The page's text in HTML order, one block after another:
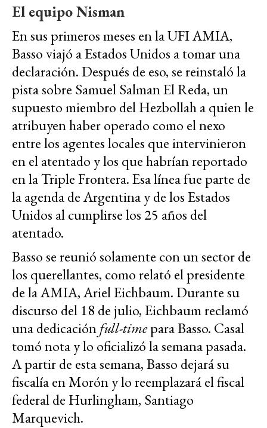
El equipo Nisman
En sus primeros meses en la UFI AMIA,
Basso viajó a Estados Unidos a tomar una
declaración. Después de eso, se reinstaló la
pista sobre Samuel Salman El Reda, un
supuesto miembro del Hezbollah a quien le
atribuyen haber operado como el nexo
entre los agentes locales que intervinieron
en el atentado y los que habrían reportado
en la Triple Frontera. Esa línea fue parte de
la agenda de Argentina y de los Estados
Unidos al cumplirse los 25 años del
atentado.
Basso se reunió solamente con un sector de
los querellantes, como relató el presidente
de la AMIA, Ariel Eichbaum. Durante su
discurso del 18 de julio, Eichbaum reclamó
una dedicaciónfull-timepara Basso. Casal
tomó nota y lo oficializó la semana pasada.
A partir de esta semana, Basso dejará su
fiscalía en Morón y lo reemplazará el fiscal
federal de Hurlingham, Santiago
Marquevich.